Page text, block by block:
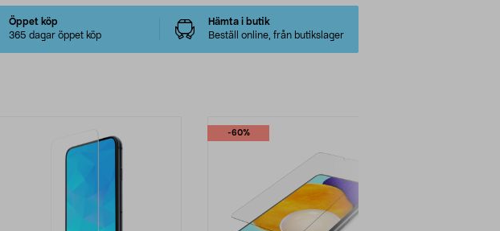
Öppet köp
365 dagar öppet köp
Hämta i butik
Beställ online, från butikslager
-60%